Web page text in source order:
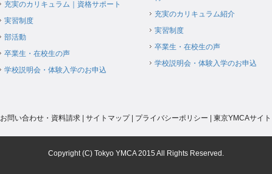
充実のカリキュラム｜資格サポート
実習制度
部活動
卒業生・在校生の声
学校説明会・体験入学のお申込
充実のカリキュラム紹介
実習制度
卒業生・在校生の声
学校説明会・体験入学のお申込
お問い合わせ・資料請求 サイトマップ| プライバシーポリシー 東京YMCAサイト
Copyright (C) Tokyo YMCA 2015 All Rights Reserved.